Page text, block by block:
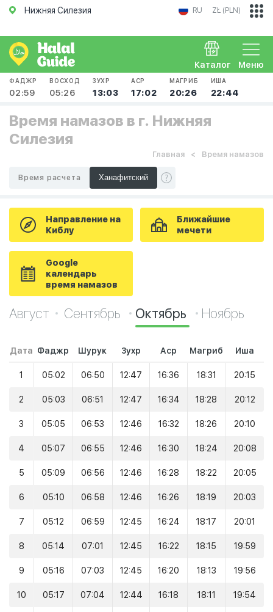
Нижняя Силезия RU ZŁ (PLN)
Меню
Каталог
ФАДЖР
02:59
ВОСХОД
05:26
ЗУХР
13:03
АСР
17:02
МАГРИБ
20:26
ИША
22:44
Время намазов в г. Нижняя
Силезия
Главная Время намазов
Время расчета
Направление на
Киблу
Ближайшие
мечети
Google
календарь
время намазов
Август Сентябрь Октябрь Ноябрь
Дата Фаджр Шурук Зухр Аср Магриб Иша
1 05:02 06:50 12:47 16:36 18:31 20:15
2 05:03 06:51 12:47 16:34 18:28 20:12
3 05:05 06:53 12:46 16:32 18:26 20:10
4 05:07 06:55 12:46 16:30 18:24 20:08
5 05:09 06:56 12:46 16:28 18:22 20:05
6 05:10 06:58 12:46 16:26 18:19 20:03
7 05:12 06:59 12:45 16:24 18:17 20:01
8 05:14 07:01 12:45 16:22 18:15 19:59
9 05:16 07:03 12:45 16:20 18:13 19:56
10 05:17 07:04 12:44 16:18 18:11 19:54